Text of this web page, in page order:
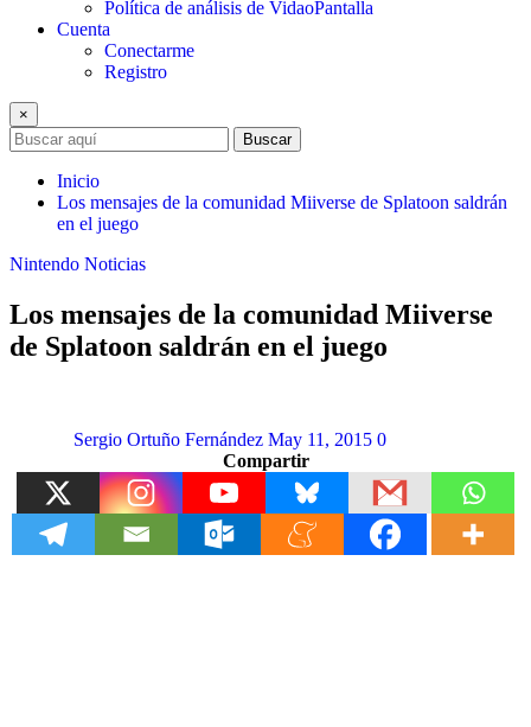
Política de análisis de VidaoPantalla
Cuenta
Conectarme
Registro
×
Buscar
Inicio
Los mensajes de la comunidad Miiverse de Splatoon saldrán
en el juego
Nintendo Noticias
Los mensajes de la comunidad Miiverse
de Splatoon saldrán en el juego
Sergio Ortuño Fernández May 11, 2015 0
Compartir